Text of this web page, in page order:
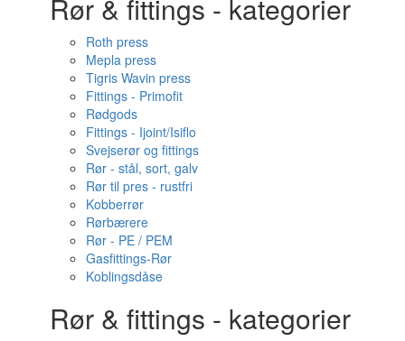
Rør & fittings - kategorier
Roth press
Mepla press
Tigris Wavin press
Fittings - Primofit
Rødgods
Fittings - Ijoint/Isiflo
Svejserør og fittings
Rør - stål, sort, galv
Rør til pres - rustfri
Kobberrør
Rørbærere
Rør - PE / PEM
Gasfittings-Rør
Koblingsdåse
Rør & fittings - kategorier